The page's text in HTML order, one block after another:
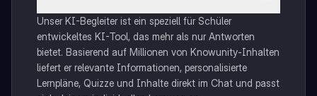
Unser KI-Begleiter ist ein speziell für Schüler
entwickeltes KI-Tool, das mehr als nur Antworten
bietet. Basierend auf Millionen von Knowunity-Inhalten
liefert er relevante Informationen, personalisierte
Lernpläne, Quizze und Inhalte direkt im Chat und passt